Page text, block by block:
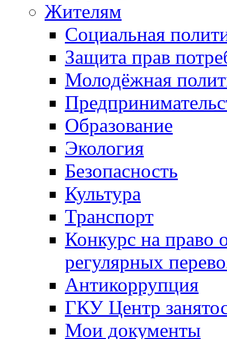
Жителям
Социальная
Защита прав
Молодёжная
Образование
Экология
Безопасность
Культура
Транспорт
Конкурс на право
регулярных
Антикоррупция
ГКУ Центр
Мои документы